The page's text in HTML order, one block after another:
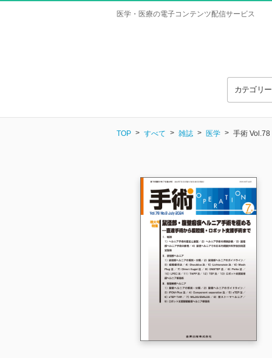
医学・医療の電子コンテンツ配信サービス
カテゴリ
TOP すべて 雑誌 医学 手術 Vol.78